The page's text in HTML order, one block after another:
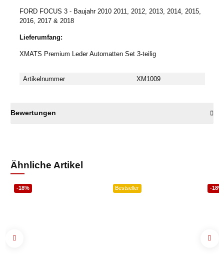
FORD FOCUS 3 - Baujahr 2010 2011, 2012, 2013, 2014, 2015,
2016, 2017 & 2018
Lieferumfang:
XMATS Premium Leder Automatten Set 3-teilig
Artikelnummer XM1009
Bewertungen
Ähnliche Artikel
-18% Bestseller -18%